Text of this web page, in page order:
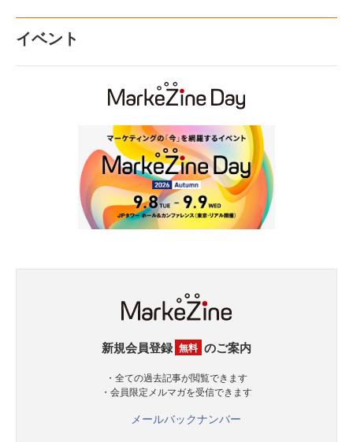
イベント
新規会員登録 無料 のご案内
・全ての過去記事が閲覧できます
・会員限定メルマガを受信できます
メールバックナンバー